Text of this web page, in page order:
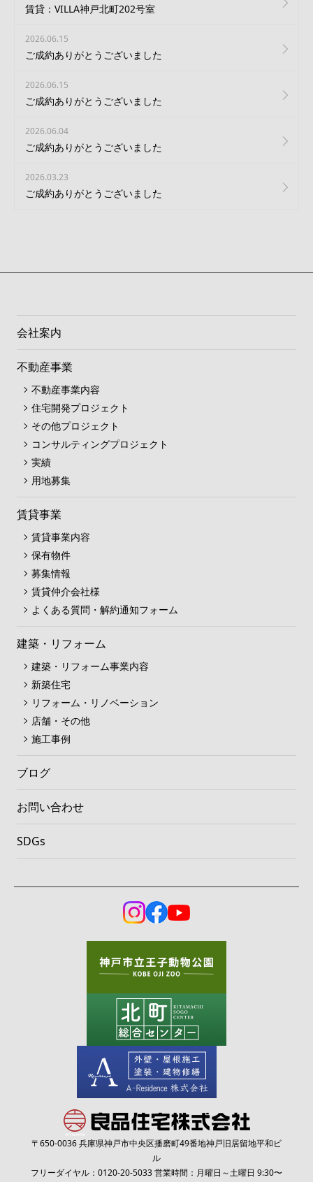
賃貸：VILLA神戸北町202号室
2026.06.15
ご成約ありがとうございました
2026.06.15
ご成約ありがとうございました
2026.06.04
ご成約ありがとうございました
2026.03.23
ご成約ありがとうございました
会社案内
不動産事業
不動産事業内容
住宅開発プロジェクト
その他プロジェクト
コンサルティングプロジェクト
実績
用地募集
賃貸事業
賃貸事業内容
保有物件
募集情報
賃貸仲介会社様
よくある質問・解約通知フォーム
建築・リフォーム
建築・リフォーム事業内容
新築住宅
リフォーム・リノベーション
店舗・その他
施工事例
ブログ
お問い合わせ
SDGs
〒650-0036 兵庫県神戸市中央区播磨町49番地神戸旧居留地平和ビ
ル
フリーダイヤル： 0120-20-5033営業時間：月曜日～土曜日 9:30〜